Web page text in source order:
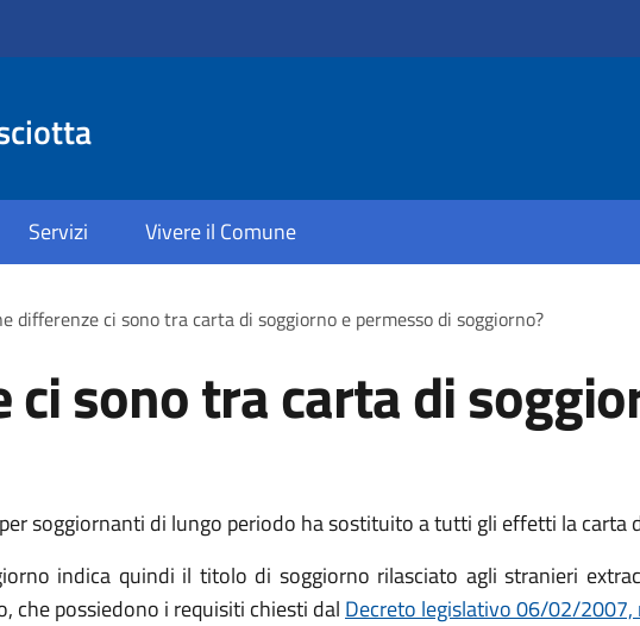
Servizi Vivere il Comune
differenze ci sono tra carta di soggiorno e permesso di soggiorno?
ci sono tra carta di
soggiornanti di lungo periodo ha sostituito a tutti gli effetti la carta
indica quindi il titolo di soggiorno rilasciato agli stranieri
che possiedono i requisiti chiesti dal Decreto legislativo 06/02/2007,